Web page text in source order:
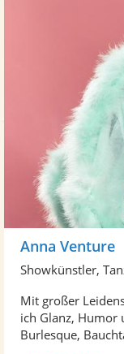
Anna Venture
Showkünstler,
Mit großer
ich Glanz, Humor
Burlesque,